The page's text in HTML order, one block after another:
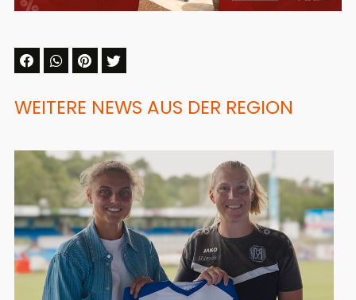
WEITERE NEWS AUS DER REGION